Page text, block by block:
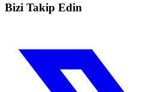
Bizi Takip Edin